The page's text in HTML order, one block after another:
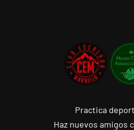
Practica
Haz nuevos amigos